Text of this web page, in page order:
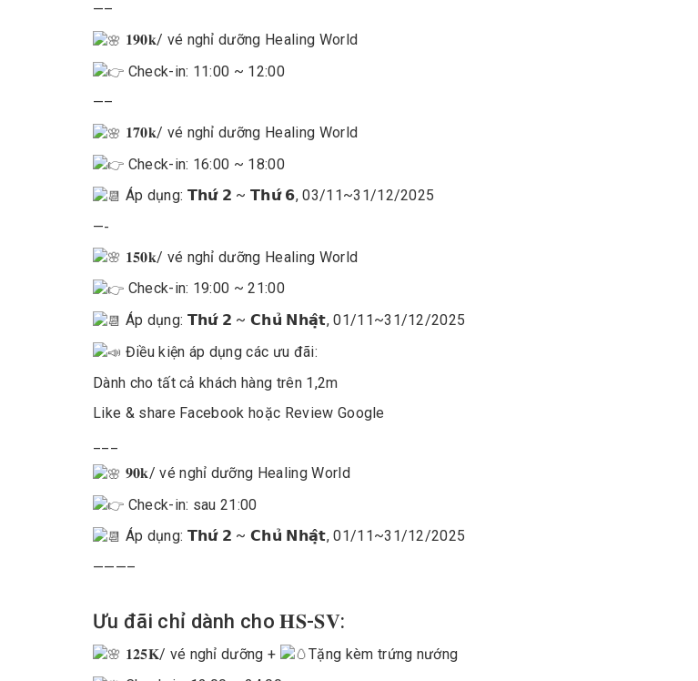
—–
𝟏𝟗𝟎𝐤/ vé nghỉ dưỡng Healing World
Check-in: 11:00 ~ 12:00
—–
𝟏𝟕𝟎𝐤/ vé nghỉ dưỡng Healing World
Check-in: 16:00 ~ 18:00
Áp dụng: 𝗧𝗵𝘂̛́ 𝟮 ~ 𝗧𝗵𝘂̛́ 𝟲, 03/11~31/12/2025
—-
𝟏𝟓𝟎𝐤/ vé nghỉ dưỡng Healing World
Check-in: 19:00 ~ 21:00
Áp dụng: 𝗧𝗵𝘂̛́ 𝟮 ~ 𝗖𝗵𝘂̉ 𝗡𝗵𝗮̣̂𝘁, 01/11~31/12/2025
Điều kiện áp dụng các ưu đãi:
Dành cho tất cả khách hàng trên 1,2m
Like & share Facebook hoặc Review Google
𝟗𝟎𝐤/ vé nghỉ dưỡng Healing World
Check-in: sau 21:00
Áp dụng: 𝗧𝗵𝘂̛́ 𝟮 ~ 𝗖𝗵𝘂̉ 𝗡𝗵𝗮̣̂𝘁, 01/11~31/12/2025
———–
Ưu đãi chỉ dành cho 𝐇𝐒-𝐒𝐕:
𝟏𝟐𝟓𝐊/ vé nghỉ dưỡng +
Tặng kèm trứng nướng